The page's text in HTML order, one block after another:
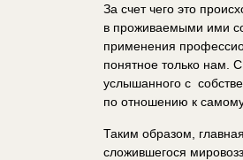
За счет чего это
в проживаемыми ими
применения
понятное только нам.
услышанного с
по отношению к
Таким образом,
сложившегося